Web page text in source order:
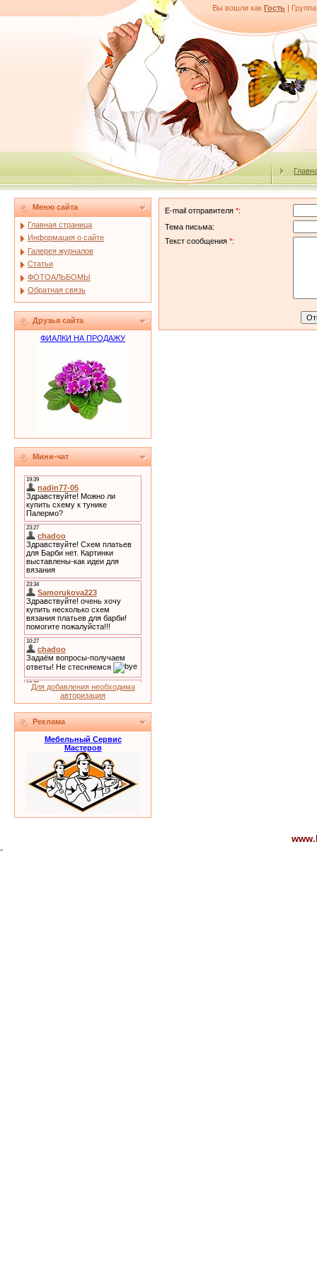
Вы вошли как Гость | Группа
Меню сайта
Главная страница
Информация о сайте
Галерея журналов
Статьи
ФОТОАЛЬБОМЫ
Обратная связь
Друзья сайта
ФИАЛКИ НА ПРОДАЖУ
Мини-чат
Для добавления необходима
авторизация
Реклама
Мебельный Сервис
Мастеров
E-mail отправителя *:
Тема письма:
Текст сообщения *:
-